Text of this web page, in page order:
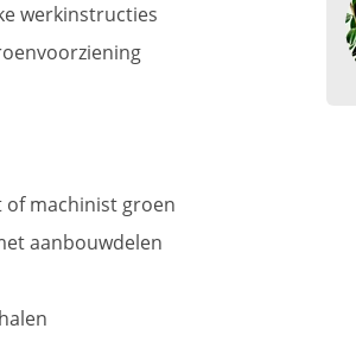
werkinstructies
machinist groen
aanbouwdelen